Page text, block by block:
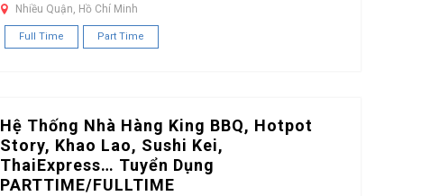
Nhiều Quận, Hồ Chí Minh
Full Time Part Time
Hệ Thống Nhà Hàng King BBQ, Hotpot
Story, Khao Lao, Sushi Kei,
ThaiExpress… Tuyển Dụng
PARTTIME/FULLTIME